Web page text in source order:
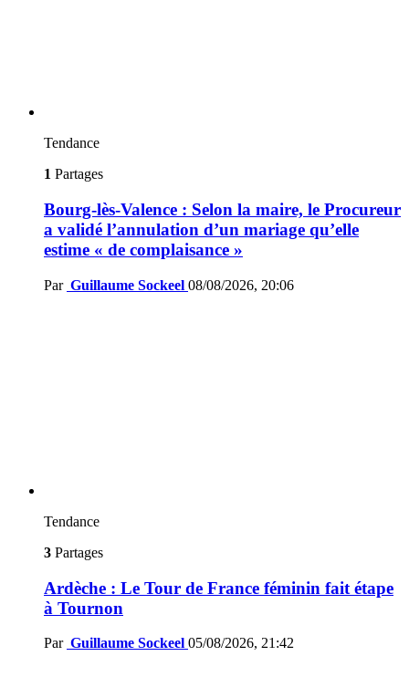
Tendance
1 Partages
Bourg-lès-Valence : Selon la maire, le Procureur
a validé l’annulation d’un mariage qu’elle
estime « de complaisance »
Par Guillaume Sockeel 08/08/2026, 20:06
Tendance
3 Partages
Ardèche : Le Tour de France féminin fait étape
à Tournon
Par Guillaume Sockeel 05/08/2026, 21:42